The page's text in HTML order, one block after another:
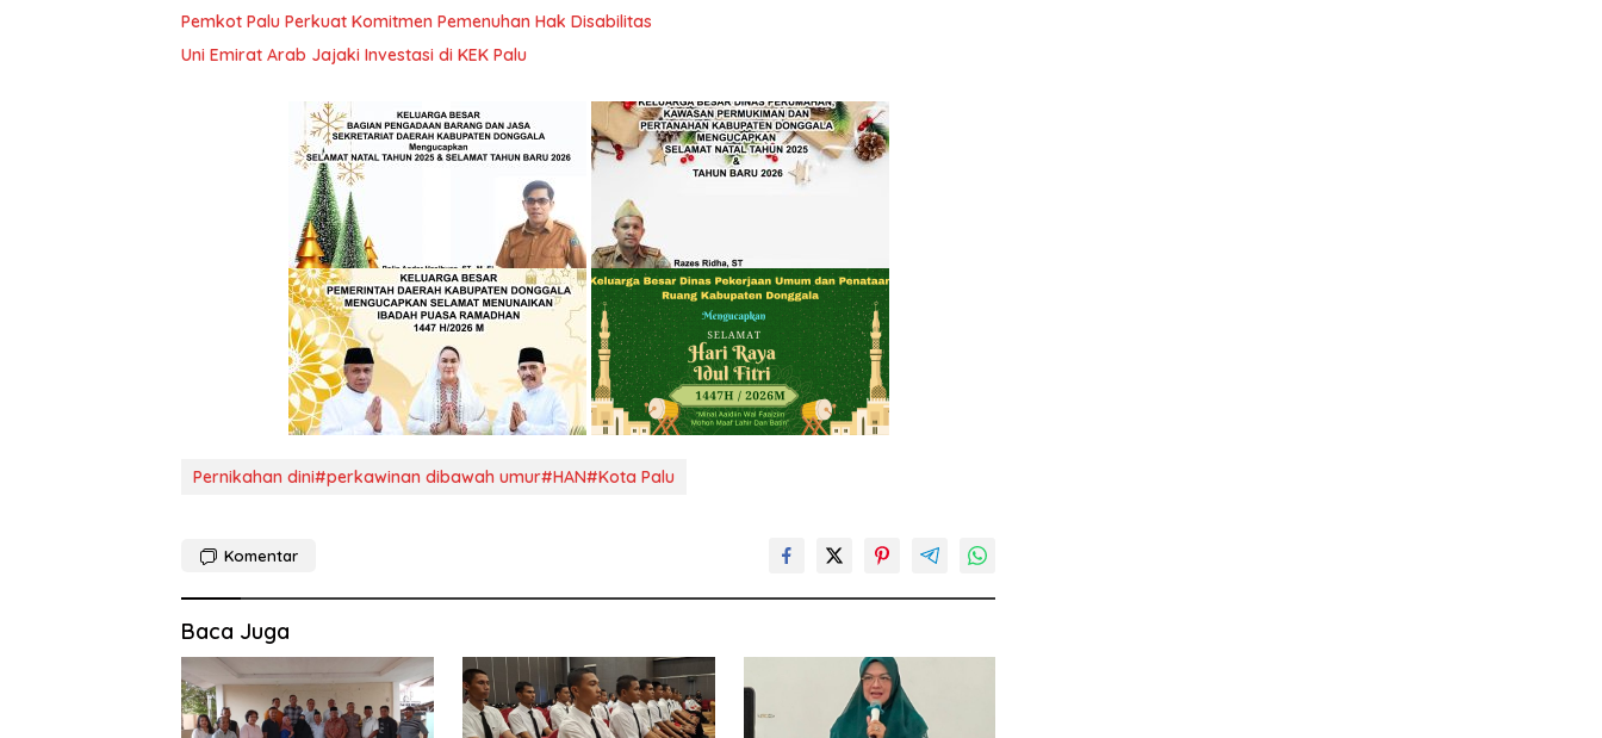
Pemkot Palu Perkuat Komitmen Pemenuhan Hak Disabilitas
Uni Emirat Arab Jajaki Investasi di KEK Palu
Pernikahan dini#perkawinan dibawah umur#HAN#Kota Palu
Komentar
Baca Juga